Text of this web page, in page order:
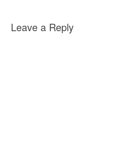
Leave a Reply